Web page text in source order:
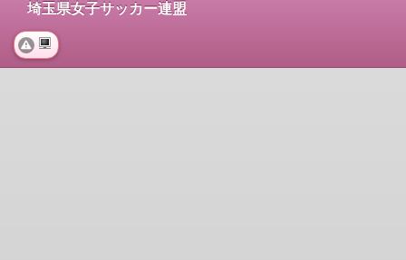
埼玉県女子サッカー連盟